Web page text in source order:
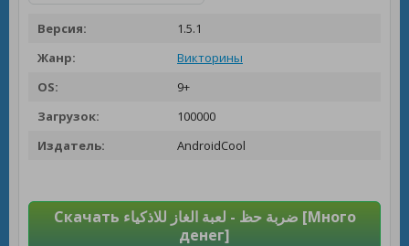
Версия:
1.5.1
Жанр:
Викторины
OS:
9+
Загрузок:
100000
Издатель:
AndroidCool
Скачать ضربة حظ - لعبة الغاز للاذكياء [Много
денег]